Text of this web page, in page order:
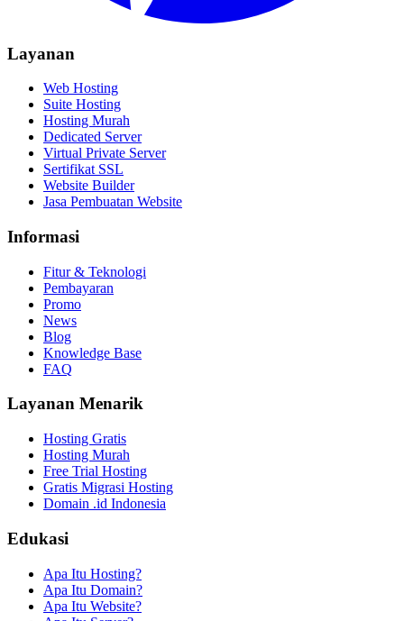
Layanan
Web Hosting
Suite Hosting
Hosting Murah
Dedicated Server
Virtual Private Server
Sertifikat SSL
Website Builder
Jasa Pembuatan Website
Informasi
Fitur & Teknologi
Pembayaran
Promo
News
Blog
Knowledge Base
FAQ
Layanan Menarik
Hosting Gratis
Hosting Murah
Free Trial Hosting
Gratis Migrasi Hosting
Domain .id Indonesia
Edukasi
Apa Itu Hosting?
Apa Itu Domain?
Apa Itu Website?